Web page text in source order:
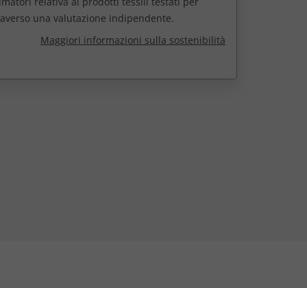
una valutazione indipendente.
Maggiori informazioni sulla sostenibilità